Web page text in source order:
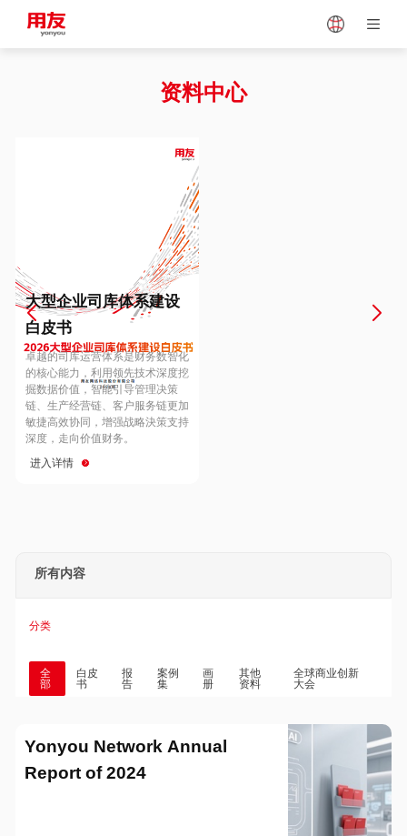
Vietnam
Europe
Hungary
Hong Kong
资料中心
大型企业司库体系建设
白皮书
卓越的司库运营体系是财务数智化
的核心能力，利用领先技术深度挖
掘数据价值，智能引导管理决策
链、生产经营链、客户服务链更加
敏捷高效协同，增强战略決策支持
深度，走向价值财务。
进入详情
所有内容
分类
全
部
白皮
书
报
告
案例
集
画
册
其他
资料
全球商业创新
大会
Yonyou Network Annual
Report of 2024